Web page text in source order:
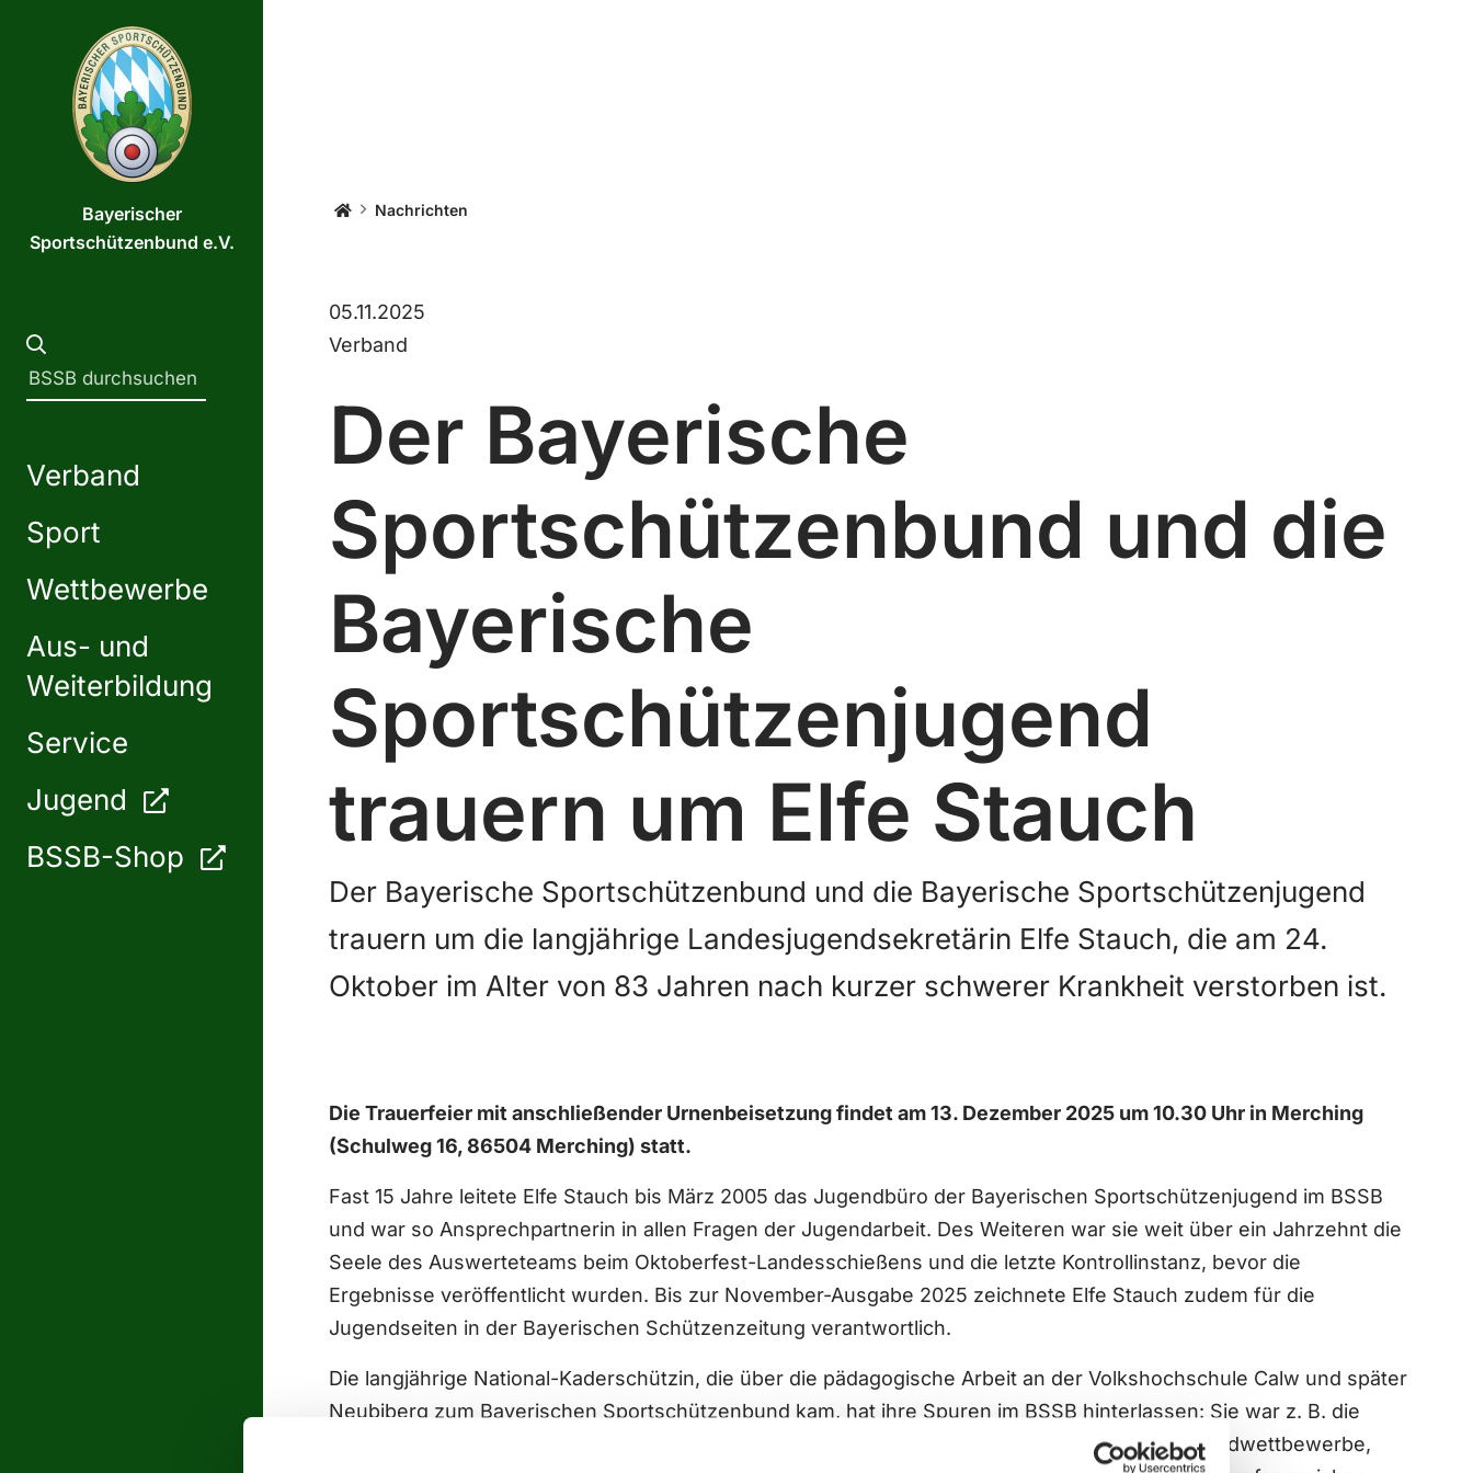
Bayerischer
Sportschützenbund e.V.
Verband
Sport
Wettbewerbe
Aus- und
Weiterbildung
Service
Jugend
BSSB-Shop
Startseite
Nachrichten
05.11.2025
Verband
Der Bayerische
Sportschützenbund und die
Bayerische
Sportschützenjugend
trauern um Elfe Stauch
Der Bayerische Sportschützenbund und die Bayerische Sportschützenjugend
trauern um die langjährige Landesjugendsekretärin Elfe Stauch, die am 24.
Oktober im Alter von 83 Jahren nach kurzer schwerer Krankheit verstorben ist.
Die Trauerfeier mit anschließender Urnenbeisetzung findet am 13. Dezember 2025 um 10.30 Uhr in Merching
(Schulweg 16, 86504 Merching) statt.
Fast 15 Jahre leitete Elfe Stauch bis März 2005 das Jugendbüro der Bayerischen Sportschützenjugend im BSSB
und war so Ansprechpartnerin in allen Fragen der Jugendarbeit. Des Weiteren war sie weit über ein Jahrzehnt die
Seele des Auswerteteams beim Oktoberfest-Landesschießens und die letzte Kontrollinstanz, bevor die
Ergebnisse veröffentlicht wurden. Bis zur November-Ausgabe 2025 zeichnete Elfe Stauch zudem für die
Jugendseiten in der Bayerischen Schützenzeitung verantwortlich.
Die langjährige National-Kaderschützin, die über die pädagogische Arbeit an der Volkshochschule Calw und später
Neubiberg zum Bayerischen Sportschützenbund kam, hat ihre Spuren im BSSB hinterlassen: Sie war z. B. die
Mutter des Maskottchens Guschu, und zahlreicher im Breitensportbereich angesiedelter Jugendwettbewerbe,